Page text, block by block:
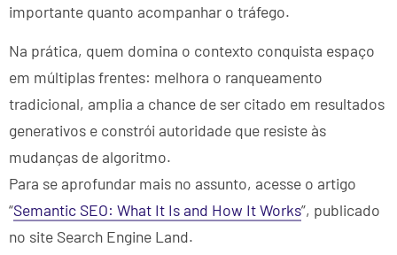
importante quanto acompanhar o tráfego.
Na prática, quem domina o contexto conquista espaço
em múltiplas frentes: melhora o ranqueamento
tradicional, amplia a chance de ser citado em resultados
generativos e constrói autoridade que resiste às
mudanças de algoritmo.
Para se aprofundar mais no assunto, acesse o artigo
“Semantic SEO: What It Is and How It Works”, publicado
no site Search Engine Land.